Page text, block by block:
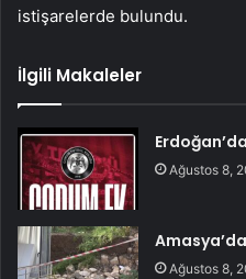
istişarelerde bulundu.
İlgili Makaleler
Ağustos 8,
Ağustos 8,